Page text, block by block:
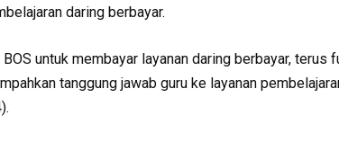
daring berbayar.
BOS untuk membayar layanan daring berbayar,
tanggung jawab guru ke layanan